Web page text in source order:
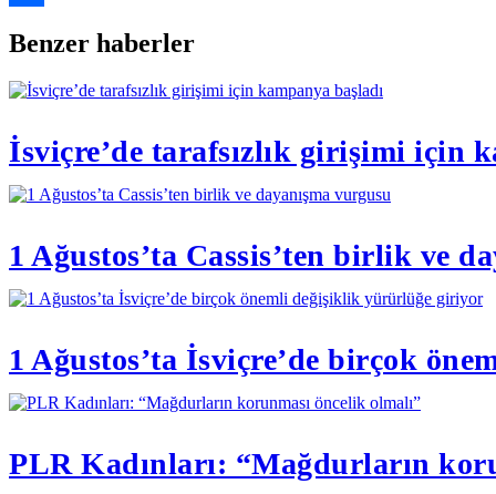
Benzer haberler
İsviçre’de tarafsızlık girişimi için
1 Ağustos’ta Cassis’ten birlik ve
1 Ağustos’ta İsviçre’de birçok
PLR Kadınları: “Mağdurların